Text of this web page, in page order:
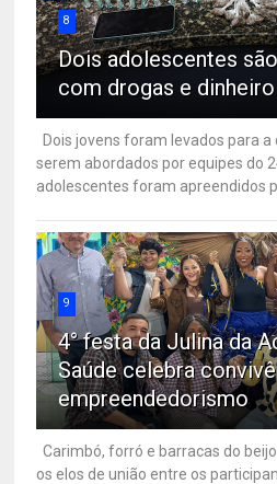
8
Dois adolescentes
com drogas e
Dois jovens foram levados para
serem abordados por equipes do
adolescentes foram apreendidos
9
4° festa da Julina da
Saúde celebra
empreendedorismo
Carimbó, forró e barracas do
os elos de união entre os